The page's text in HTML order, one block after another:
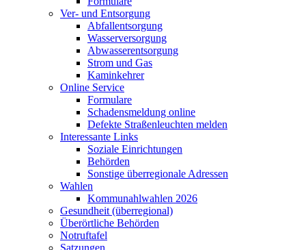
Ver- und Entsorgung
Abfallentsorgung
Wasserversorgung
Abwasserentsorgung
Strom und Gas
Kaminkehrer
Online Service
Formulare
Schadensmeldung online
Defekte Straßenleuchten melden
Interessante Links
Soziale Einrichtungen
Behörden
Sonstige überregionale Adressen
Wahlen
Kommunahlwahlen 2026
Gesundheit (überregional)
Überörtliche Behörden
Notruftafel
Satzungen